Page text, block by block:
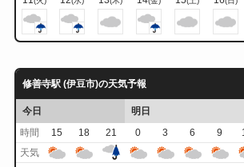
修善寺駅 (伊豆市)の天気予報
今日
明日
時間
15 18 21 0 3 6 9
天気